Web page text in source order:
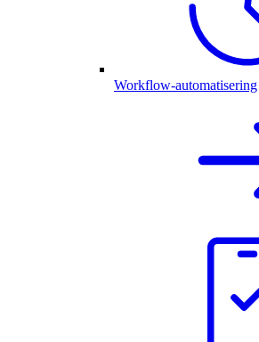
Workflow-automatisering